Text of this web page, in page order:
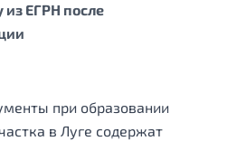
из ЕГРН после
при образовании
в Луге содержат